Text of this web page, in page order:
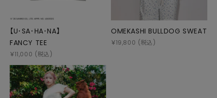
【U･SA･HA･NA】
FANCY TEE
￥11,000 (税込)
OMEKASHI BULLDOG SWEAT
￥19,800 (税込)